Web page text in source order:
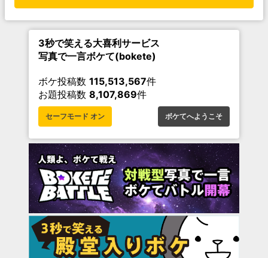
3秒で笑える大喜利サービス
写真で一言ボケて(bokete)
ボケ投稿数 115,513,567件
お題投稿数 8,107,869件
セーフモード オン ボケてへようこそ